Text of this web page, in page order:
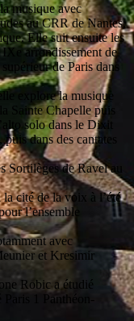
musique avec
au CRR de Nantes,
Elle suit ensuite les
arrondissement de
de Paris dans
explore la musique
Sainte Chapelle puis
solo dans le Dixit
dans des cantates
Sortilèges de Ravel au
cité de la voix à l’été
l’ensemble
avec
et Kresimir
Robic a étudié
Paris 1 Panthéon-